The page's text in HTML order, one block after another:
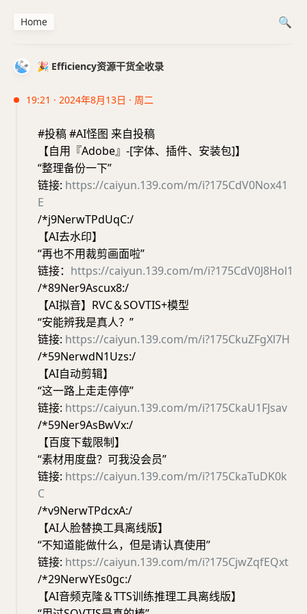
🎉 Efficiency资源干货全收录
19:21 · 2024年8月13日 · 周二
#投稿 #AI怪图 来自投稿
【自用『Adobe』-[字体、插件、安装包]】
“整理备份一下”
链接: https://caiyun.139.com/m/i?175CdV0Nox41
E
/*j9NerwTPdUqC:/
【AI去水印】
“再也不用裁剪画面啦”
链接： https://caiyun.139.com/m/i?175CdV0J8Hol1
/*89Ner9Ascux8:/
【AI拟音】RVC＆SOVTIS+模型
“安能辨我是真人？”
链接: https://caiyun.139.com/m/i?175CkuZFgXl7H
/*59NerwdN1Uzs:/
【AI自动剪辑】
“这一路上走走停停”
链接: https://caiyun.139.com/m/i?175CkaU1FJsav
/*59Ner9AsBwVx:/
【百度下载限制】
“素材用度盘？可我没会员”
链接: https://caiyun.139.com/m/i?175CkaTuDK0k
C
/*v9NerwTPdcxA:/
【AI人脸替换工具离线版】
“不知道能做什么，但是请认真使用”
链接: https://caiyun.139.com/m/i?175CjwZqfEQxt
/*29NerwYEs0gc:/
【AI音频克隆＆TTS训练推理工具离线版】
Home